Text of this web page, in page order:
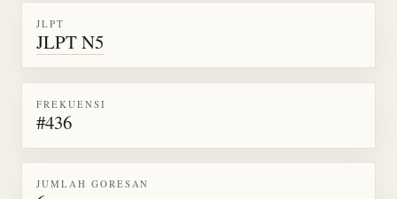
JLPT
JLPT N5
FREKUENSI
#436
JUMLAH GORESAN